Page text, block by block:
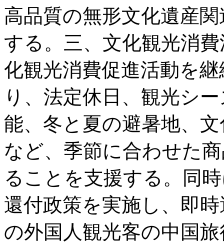
高品質の無形文化遺産
する。三、文化観光消
化観光消費促進活動を
り、法定休日、観光シ
能、冬と夏の避暑地、
など、季節に合わせた
ることを支援する。同
還付政策を実施し、即
の外国人観光客の中国